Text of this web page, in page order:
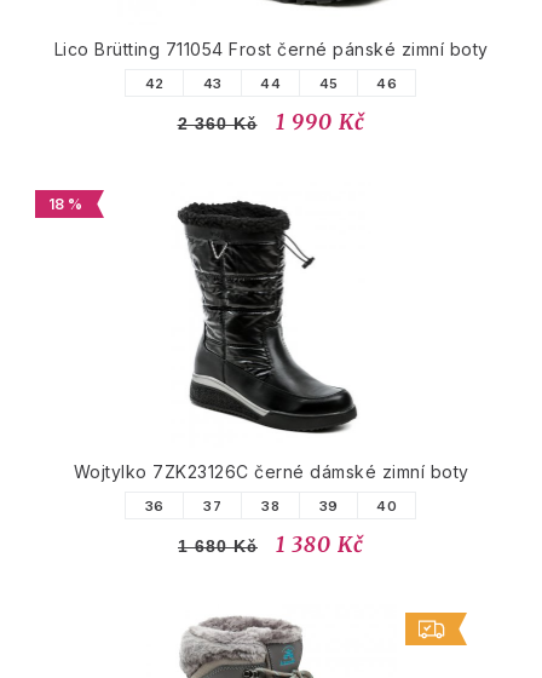
Lico Brütting 711054 Frost černé pánské zimní boty
42 43 44 45 46
2 360 Kč 1 990 Kč
18 %
Wojtylko 7ZK23126C černé dámské zimní boty
36 37 38 39 40
1 680 Kč 1 380 Kč